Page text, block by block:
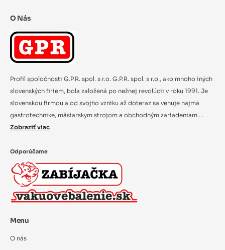
O Nás
Profil spoločnosti G.P.R. spol. s r.o. G.P.R. spol. s r.o., ako mnoho iných
slovenských firiem, bola založená po nežnej revolúcii v roku 1991. Je
slovenskou firmou a od svojho vzniku až doteraz sa venuje najmä
gastrotechnike, mäsiarskym strojom a obchodným zariadeniam....
Zobraziť viac
Odporúčame
Menu
O nás